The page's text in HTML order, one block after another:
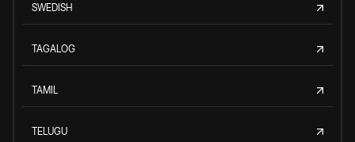
SWEDISH
TAGALOG
TAMIL
TELUGU